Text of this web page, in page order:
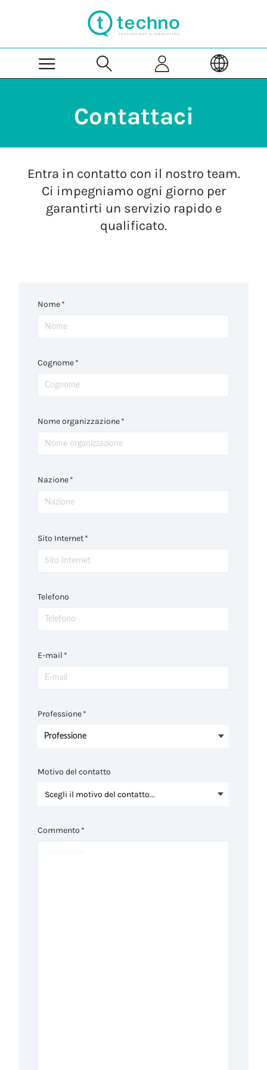
Contattaci
Entra in contatto con il nostro team.
Ci impegniamo ogni giorno per
garantirti un servizio rapido e
qualificato.
Nome*
Cognome*
Nome organizzazione*
Nazione*
Sito Internet*
Telefono
E-mail *
Professione*
Professione
Motivo del contatto
Scegli il motivo del contatto...
Commento *